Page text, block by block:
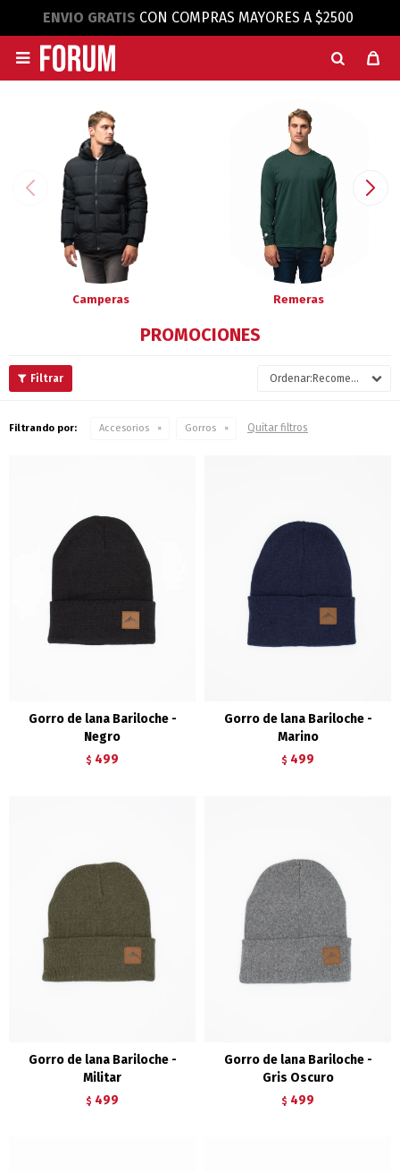
ENVIO GRATIS CON COMPRAS MAYORES A $2500

Camperas Remeras
PROMOCIONES
Recomendados
Filtrando por: Accesorios Gorros Quitar filtros
Gorro de lana Bariloche -
Negro
$ 499
Gorro de lana Bariloche -
Marino
$ 499
Gorro de lana Bariloche -
Militar
$ 499
Gorro de lana Bariloche -
Gris Oscuro
$ 499